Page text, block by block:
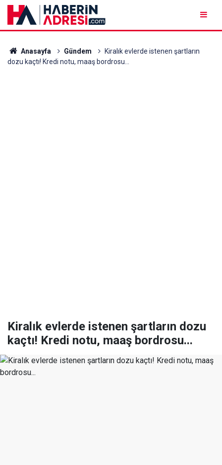
Anasayfa Gündem
Kiralık evlerde istenen şartların
dozu kaçtı! Kredi notu, maaş bordrosu...
Kiralık evlerde istenen şartların dozu
kaçtı! Kredi notu, maaş bordrosu...